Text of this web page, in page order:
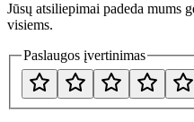
Jūsų atsiliepimai padeda mums
visiems.
Paslaugos įvertinimas